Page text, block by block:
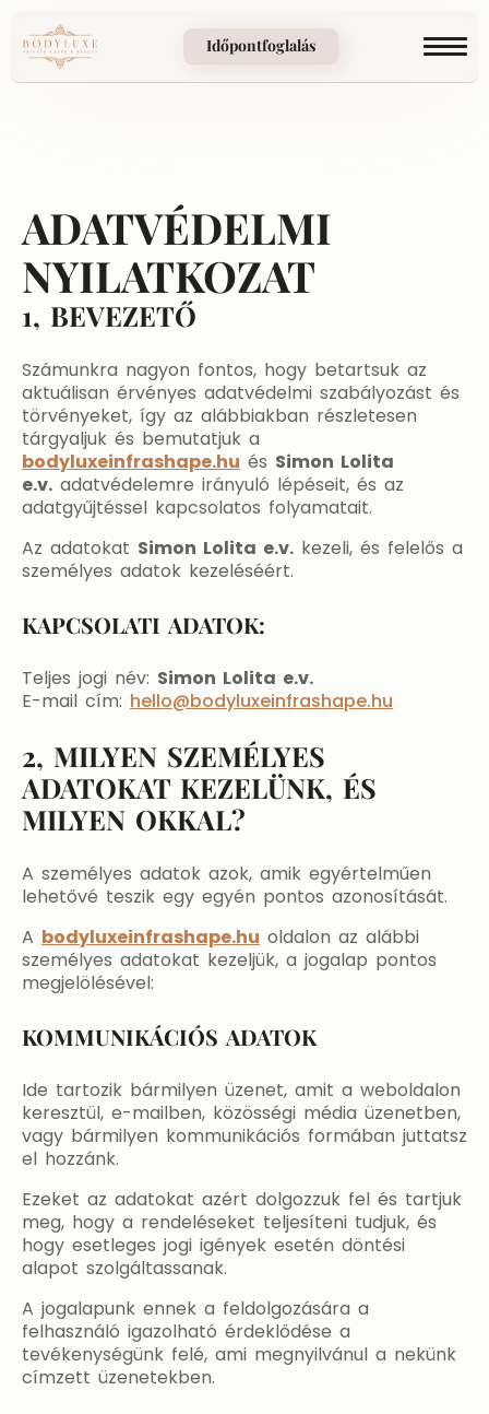
Időpontfoglalás
ADATVÉDELMI
NYILATKOZAT​
1, BEVEZETŐ
Számunkra nagyon fontos, hogy betartsuk az
aktuálisan érvényes adatvédelmi szabályozást és
törvényeket, így az alábbiakban részletesen
tárgyaljuk és bemutatjuk a
bodyluxeinfrashape.hu és Simon Lolita
e.v. adatvédelemre irányuló lépéseit, és az
adatgyűjtéssel kapcsolatos folyamatait.
Az adatokat Simon Lolita e.v. kezeli, és felelős a
személyes adatok kezeléséért.
KAPCSOLATI ADATOK:
Teljes jogi név: Simon Lolita e.v.
E-mail cím: hello@bodyluxeinfrashape.hu
2, MILYEN SZEMÉLYES
ADATOKAT KEZELÜNK, ÉS
MILYEN OKKAL?​
A személyes adatok azok, amik egyértelműen
lehetővé teszik egy egyén pontos azonosítását.
A bodyluxeinfrashape.hu oldalon az alábbi
személyes adatokat kezeljük, a jogalap pontos
megjelölésével:
KOMMUNIKÁCIÓS ADATOK
Ide tartozik bármilyen üzenet, amit a weboldalon
keresztül, e-mailben, közösségi média üzenetben,
vagy bármilyen kommunikációs formában juttatsz
el hozzánk.
Ezeket az adatokat azért dolgozzuk fel és tartjuk
meg, hogy a rendeléseket teljesíteni tudjuk, és
hogy esetleges jogi igények esetén döntési
alapot szolgáltassanak.
A jogalapunk ennek a feldolgozására a
felhasználó igazolható érdeklődése a
tevékenységünk felé, ami megnyilvánul a nekünk
címzett üzenetekben.